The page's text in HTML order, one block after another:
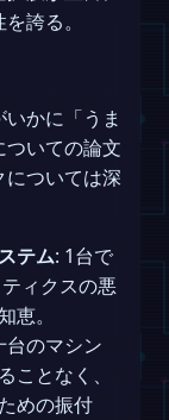
誇る。
かに「うま
ついての論文
については深
テム: 1台で
ィクスの悪
恵。
台のマシン
ことなく、
めの振付